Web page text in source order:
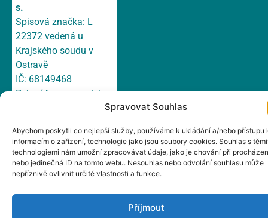
Spravovat Souhlas
Abychom poskytli co nejlepší služby, používáme k ukládání a/nebo přístupu
informacím o zařízení, technologie jako jsou soubory cookies. Souhlas s
technologiemi nám umožní zpracovávat údaje, jako je chování při
nebo jedinečná ID na tomto webu. Nesouhlas nebo odvolání souhlasu může
nepříznivě ovlivnit určité vlastnosti a funkce.
Příjmout
s.
Spisová značka: L
22372 vedená u
Krajského soudu v
Ostravě
IČ: 68149468
Právní forma: spolek
a.s.
E-mail:irsts@irsts.cz
Datová schránka:
cn665wp
Adresa: Hlavní 147/1a,